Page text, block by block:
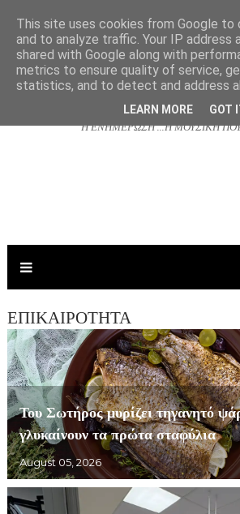
Η ΕΝΗΜΕΡΩΣΗ ...Η ΜΟΥΣΙΚΗ
ΕΠΙΚΑΙΡΟΤΗΤΑ
Του Σωτήρος μυρίζει τηγανητό
γλυκαίνουν τα πρώτα σταφύλια
August 05, 2026
This site uses cookies from Google to
and to analyze traffic. Your IP address
shared with Google along with
metrics to ensure quality of service,
statistics, and to detect and address
LEARN MORE GOT